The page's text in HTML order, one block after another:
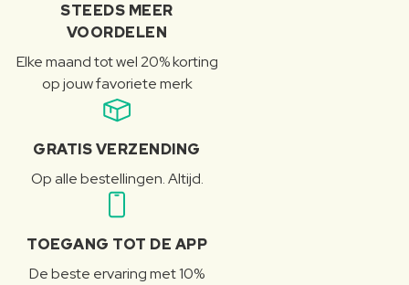
STEEDS MEER
VOORDELEN
Elke maand tot wel 20% korting
op jouw favoriete merk
GRATIS VERZENDING
Op alle bestellingen. Altijd.
TOEGANG TOT DE APP
De beste ervaring met 10%